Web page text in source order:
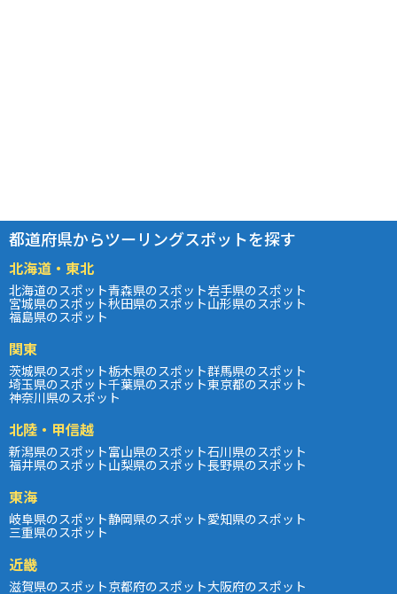
都道府県からツーリングスポットを探す
北海道・東北
北海道のスポット青森県のスポット岩手県のスポット
宮城県のスポット秋田県のスポット山形県のスポット
福島県のスポット
関東
茨城県のスポット栃木県のスポット群馬県のスポット
埼玉県のスポット千葉県のスポット東京都のスポット
神奈川県のスポット
北陸・甲信越
新潟県のスポット富山県のスポット石川県のスポット
福井県のスポット山梨県のスポット長野県のスポット
東海
岐阜県のスポット静岡県のスポット愛知県のスポット
三重県のスポット
近畿
滋賀県のスポット京都府のスポット大阪府のスポット